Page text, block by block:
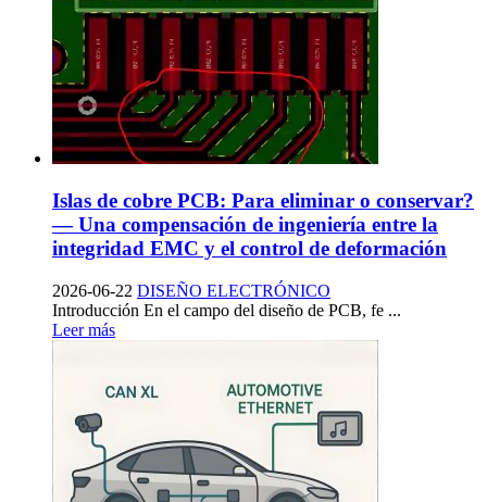
Islas de cobre PCB: Para eliminar o conservar?
— Una compensación de ingeniería entre la
integridad EMC y el control de deformación
2026-06-22 DISEÑO ELECTRÓNICO
Introducción En el campo del diseño de PCB, fe ...
Leer más